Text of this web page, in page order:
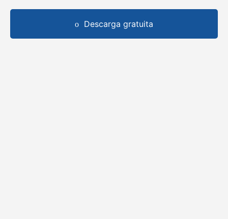
Descarga gratuita